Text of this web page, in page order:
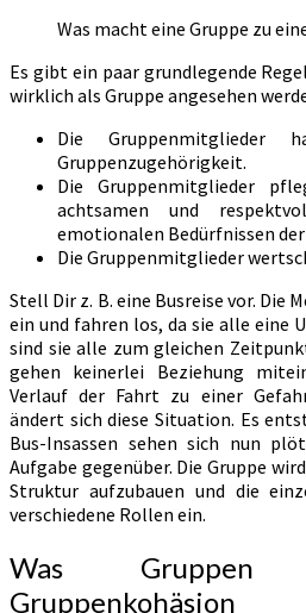
Was macht eine Gruppe zu
Es gibt ein paar grundlegende
wirklich als Gruppe angesehen
Die Gruppenmitglieder
Gruppenzugehörigkeit.
Die Gruppenmitglieder
achtsamen und
emotionalen Bedürfnissen der
Die Gruppenmitglieder
Stell Dir z. B. eine Busreise vor. Die
ein und fahren los, da sie alle eine
sind sie alle zum gleichen
gehen keinerlei Beziehung
Verlauf der Fahrt zu einer
ändert sich diese Situation. Es
Bus-Insassen sehen sich nun
Aufgabe gegenüber. Die Gruppe
Struktur aufzubauen und die
verschiedene Rollen ein.
Was Gruppen
Gruppenkohäsion